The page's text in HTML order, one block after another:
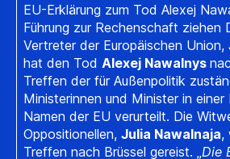
EU-Erklärung zum Tod Alexej
Führung zur Rechenschaft ziehen
Vertreter der Europäischen Union,
hat den Tod Alexej Nawalnys
Treffen der für Außenpolitik
Ministerinnen und Minister in einer
Namen der EU verurteilt. Die
Oppositionellen, Julia Nawalnaja,
Treffen nach Brüssel gereist. „ Die